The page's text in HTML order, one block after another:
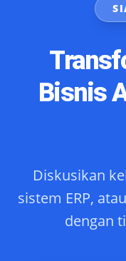
Bisnis
Diskusikan
sistem ERP,
dengan